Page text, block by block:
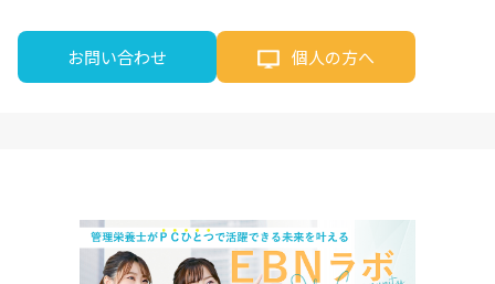
お問い合わせ 個人の方へ